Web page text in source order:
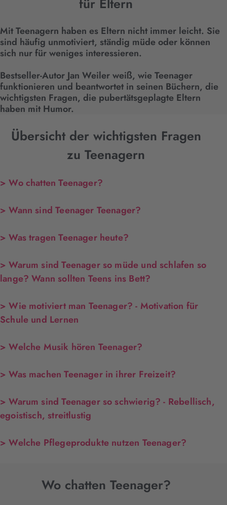
Mit Teenagern haben es Eltern nicht immer leicht. Sie
sind häufig unmotiviert, ständig müde oder können
sich nur für weniges interessieren.
Bestseller-Autor Jan Weiler weiß, wie Teenager
funktionieren und beantwortet in seinen Büchern, die
wichtigsten Fragen, die pubertätsgeplagte Eltern
haben mit Humor.
Übersicht der wichtigsten Fragen
zu Teenagern
> Wo chatten Teenager?
> Wann sind Teenager Teenager?
> Was tragen Teenager heute?
> Warum sind Teenager so müde und schlafen so
lange? Wann sollten Teens ins Bett?
> Wie motiviert man Teenager? - Motivation für
Schule und Lernen
> Welche Musik hören Teenager?
> Was machen Teenager in ihrer Freizeit?
> Warum sind Teenager so schwierig? - Rebellisch,
egoistisch, streitlustig
> Welche Pflegeprodukte nutzen Teenager?
Wo chatten Teenager?